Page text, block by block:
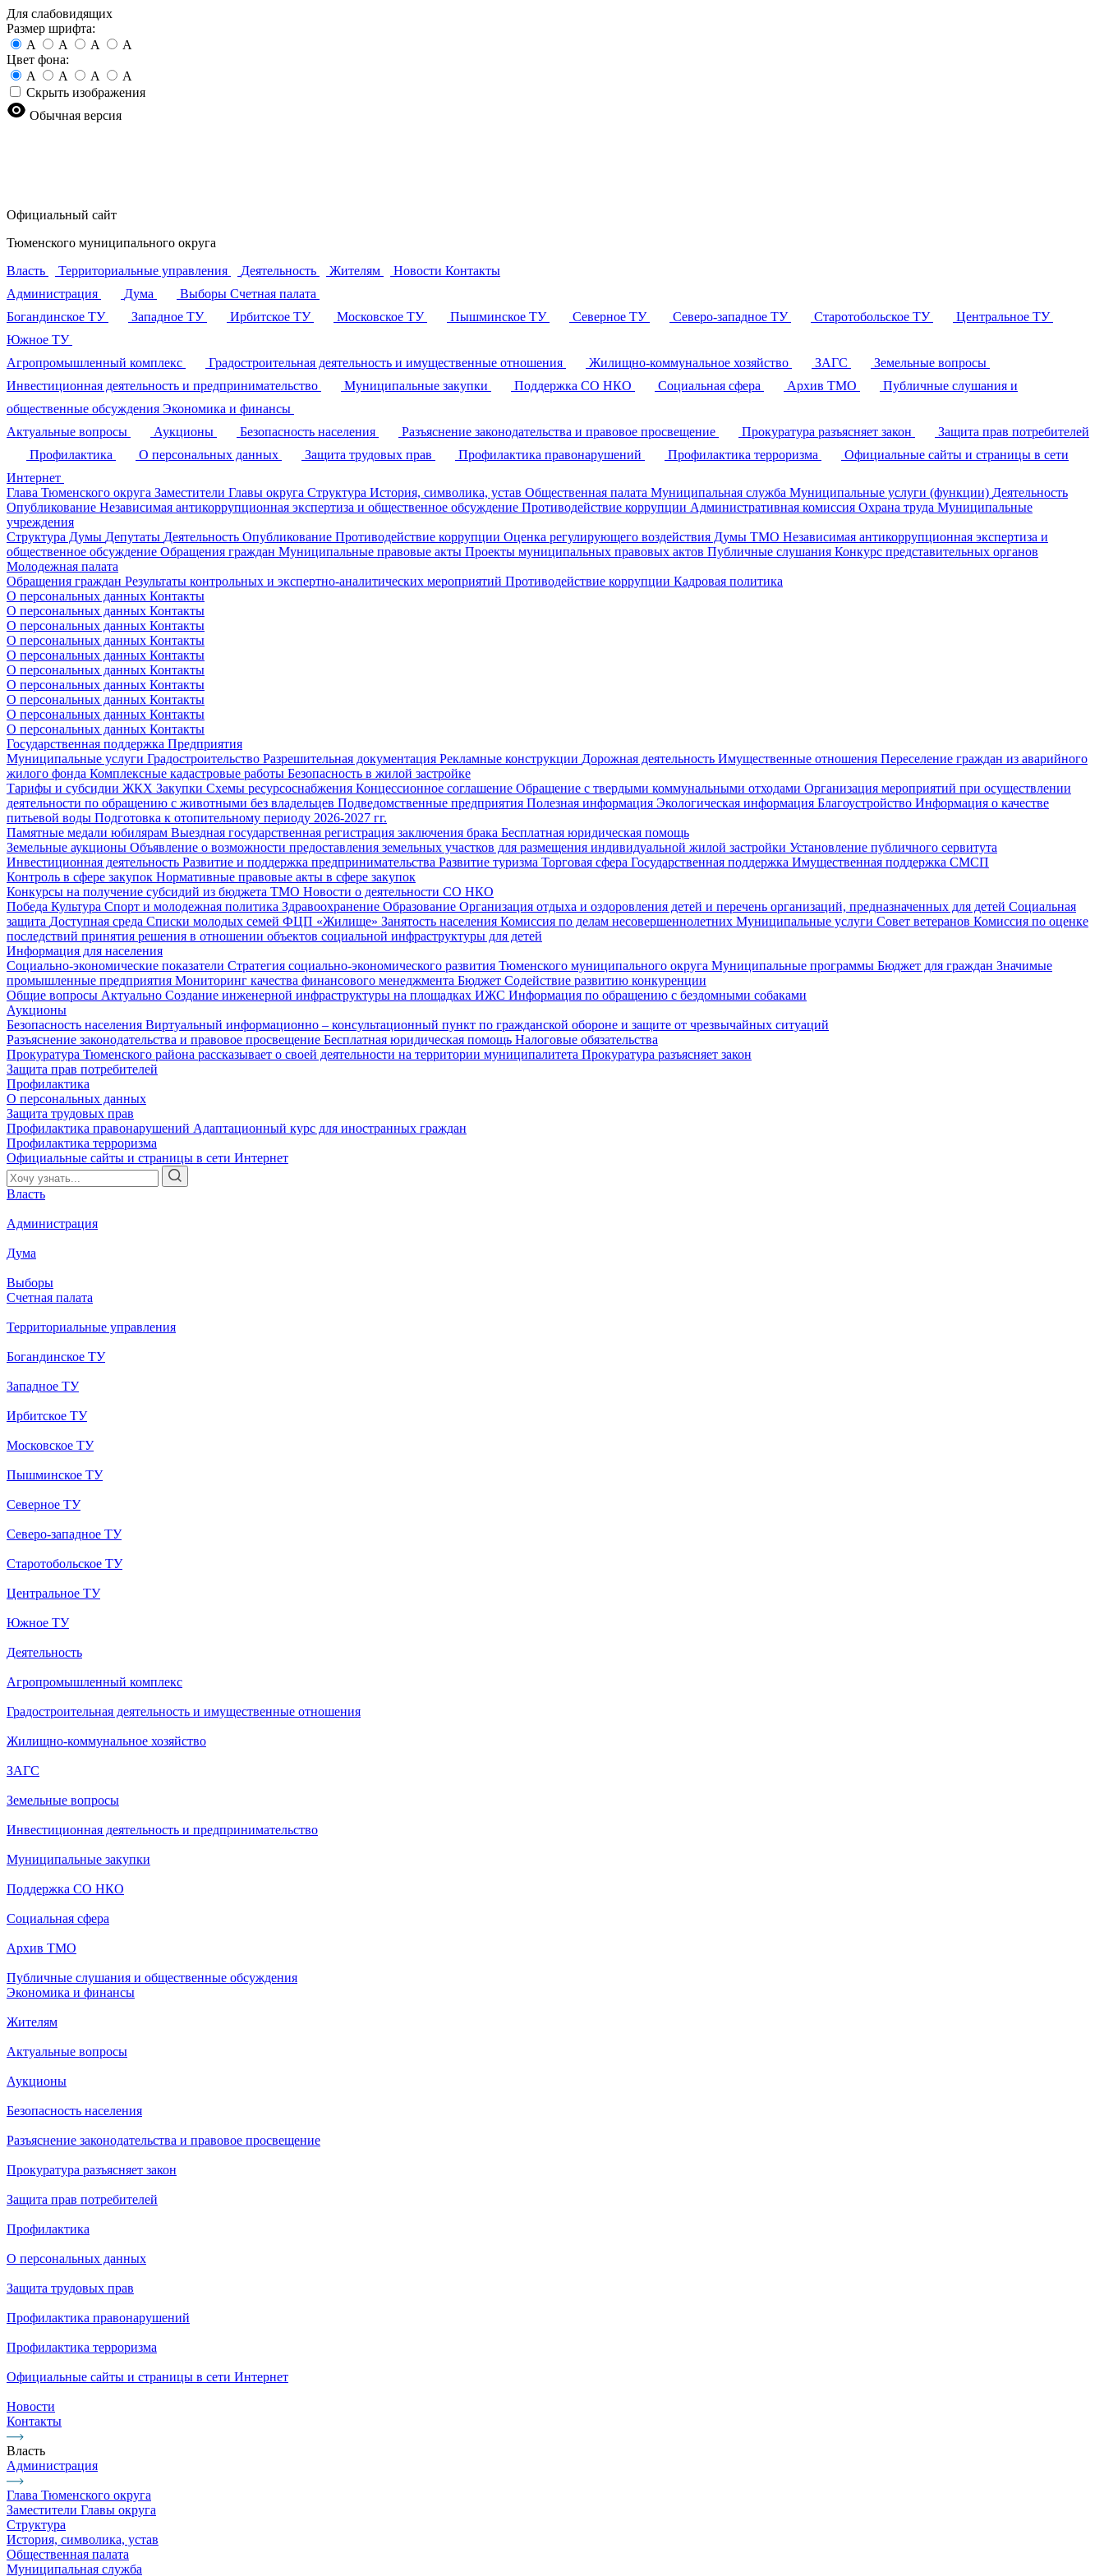
Для слабовидящих
Размер шрифта:
A
A A
A
Цвет фона:
A
A A
A
Скрыть изображения
Обычная версия
Официальный сайт
Тюменского муниципального округа
Власть
Территориальные управления Деятельность Жителям Новости Контакты
Администрация
Дума Выборы Счетная палата
Богандинское ТУ
Западное ТУ Ирбитское ТУ Московское ТУ Пышминское ТУ Северное ТУ Северо-западное ТУ Старотобольское ТУ
Центральное ТУ
Южное ТУ
Агропромышленный комплекс
Градостроительная деятельность и имущественные отношения Жилищно-коммунальное хозяйство ЗАГС
Земельные вопросы
Инвестиционная деятельность и предпринимательство
Муниципальные закупки Поддержка СО НКО Социальная сфера Архив ТМО
Публичные слушания и
общественные обсуждения Экономика и финансы
Актуальные вопросы
Аукционы Безопасность населения Разъяснение законодательства и правовое просвещение Прокуратура разъясняет закон
Защита прав потребителей
Профилактика
О персональных данных Защита трудовых прав Профилактика правонарушений Профилактика терроризма
Официальные сайты и страницы в сети
Интернет
Глава Тюменского округа Заместители Главы округа Структура История, символика, устав Общественная палата Муниципальная служба Муниципальные услуги (функции) Деятельность
Опубликование Независимая антикоррупционная экспертиза и общественное обсуждение Противодействие коррупции Административная комиссия Охрана труда Муниципальные
учреждения
Структура Думы Депутаты Деятельность Опубликование Противодействие коррупции Оценка регулирующего воздействия Думы ТМО Независимая антикоррупционная экспертиза и
общественное обсуждение Обращения граждан Муниципальные правовые акты Проекты муниципальных правовых актов Публичные слушания Конкурс представительных органов
Молодежная палата
Обращения граждан Результаты контрольных и экспертно-аналитических мероприятий Противодействие коррупции Кадровая политика
О персональных данных Контакты
О персональных данных Контакты
О персональных данных Контакты
О персональных данных Контакты
О персональных данных Контакты
О персональных данных Контакты
О персональных данных Контакты
О персональных данных Контакты
О персональных данных Контакты
О персональных данных Контакты
Государственная поддержка Предприятия
Муниципальные услуги Градостроительство Разрешительная документация Рекламные конструкции Дорожная деятельность Имущественные отношения Переселение граждан из аварийного
жилого фонда Комплексные кадастровые работы Безопасность в жилой застройке
Тарифы и субсидии ЖКХ Закупки Схемы ресурсоснабжения Концессионное соглашение Обращение с твердыми коммунальными отходами Организация мероприятий при осуществлении
деятельности по обращению с животными без владельцев Подведомственные предприятия Полезная информация Экологическая информация Благоустройство Информация о качестве
питьевой воды Подготовка к отопительному периоду 2026-2027 гг.
Памятные медали юбилярам Выездная государственная регистрация заключения брака Бесплатная юридическая помощь
Земельные аукционы Объявление о возможности предоставления земельных участков для размещения индивидуальной жилой застройки Установление публичного сервитута
Инвестиционная деятельность Развитие и поддержка предпринимательства Развитие туризма Торговая сфера Государственная поддержка Имущественная поддержка СМСП
Контроль в сфере закупок Нормативные правовые акты в сфере закупок
Конкурсы на получение субсидий из бюджета ТМО Новости о деятельности СО НКО
Победа Культура Спорт и молодежная политика Здравоохранение Образование Организация отдыха и оздоровления детей и перечень организаций, предназначенных для детей Социальная
защита Доступная среда Списки молодых семей ФЦП «Жилище» Занятость населения Комиссия по делам несовершеннолетних Муниципальные услуги Совет ветеранов Комиссия по оценке
последствий принятия решения в отношении объектов социальной инфраструктуры для детей
Информация для населения
Социально-экономические показатели Стратегия социально-экономического развития Тюменского муниципального округа Муниципальные программы Бюджет для граждан Значимые
промышленные предприятия Мониторинг качества финансового менеджмента Бюджет Содействие развитию конкуренции
Общие вопросы Актуально Создание инженерной инфраструктуры на площадках ИЖС Информация по обращению с бездомными собаками
Аукционы
Безопасность населения Виртуальный информационно – консультационный пункт по гражданской обороне и защите от чрезвычайных ситуаций
Разъяснение законодательства и правовое просвещение Бесплатная юридическая помощь Налоговые обязательства
Прокуратура Тюменского района рассказывает о своей деятельности на территории муниципалитета Прокуратура разъясняет закон
Защита прав потребителей
Профилактика
О персональных данных
Защита трудовых прав
Профилактика правонарушений Адаптационный курс для иностранных граждан
Профилактика терроризма
Официальные сайты и страницы в сети Интернет
Власть
Администрация
Дума
Выборы
Счетная палата
Территориальные управления
Богандинское ТУ
Западное ТУ
Ирбитское ТУ
Московское ТУ
Пышминское ТУ
Северное ТУ
Северо-западное ТУ
Старотобольское ТУ
Центральное ТУ
Южное ТУ
Деятельность
Агропромышленный комплекс
Градостроительная деятельность и имущественные отношения
Жилищно-коммунальное хозяйство
ЗАГС
Земельные вопросы
Инвестиционная деятельность и предпринимательство
Муниципальные закупки
Поддержка СО НКО
Социальная сфера
Архив ТМО
Публичные слушания и общественные обсуждения
Экономика и финансы
Жителям
Актуальные вопросы
Аукционы
Безопасность населения
Разъяснение законодательства и правовое просвещение
Прокуратура разъясняет закон
Защита прав потребителей
Профилактика
О персональных данных
Защита трудовых прав
Профилактика правонарушений
Профилактика терроризма
Официальные сайты и страницы в сети Интернет
Новости
Контакты
Власть
Администрация
Глава Тюменского округа
Заместители Главы округа
Структура
История, символика, устав
Общественная палата
Муниципальная служба